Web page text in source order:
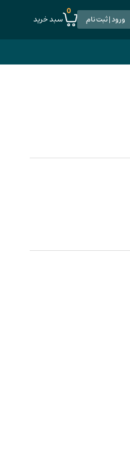
ورود | ثبت نام
0
سبد خرید